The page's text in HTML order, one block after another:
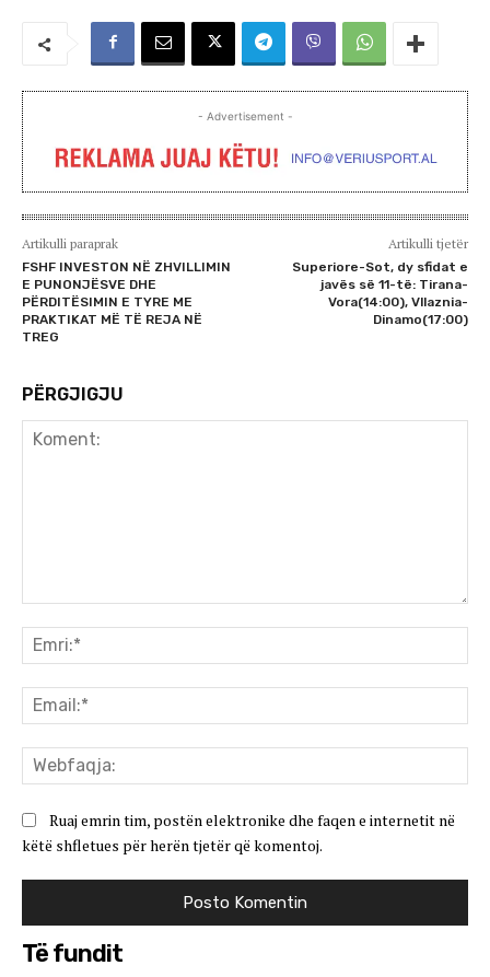
- Advertisement -
Artikulli paraprak
FSHF INVESTON NË ZHVILLIMIN
E PUNONJËSVE DHE
PËRDITËSIMIN E TYRE ME
PRAKTIKAT MË TË REJA NË
TREG
Artikulli tjetër
Superiore-Sot, dy sfidat e
javës së 11-të: Tirana-
Vora(14:00), Vllaznia-
Dinamo(17:00)
PËRGJIGJU
Ruaj emrin tim, postën elektronike dhe faqen e internetit në
këtë shfletues për herën tjetër që komentoj.
Të fundit